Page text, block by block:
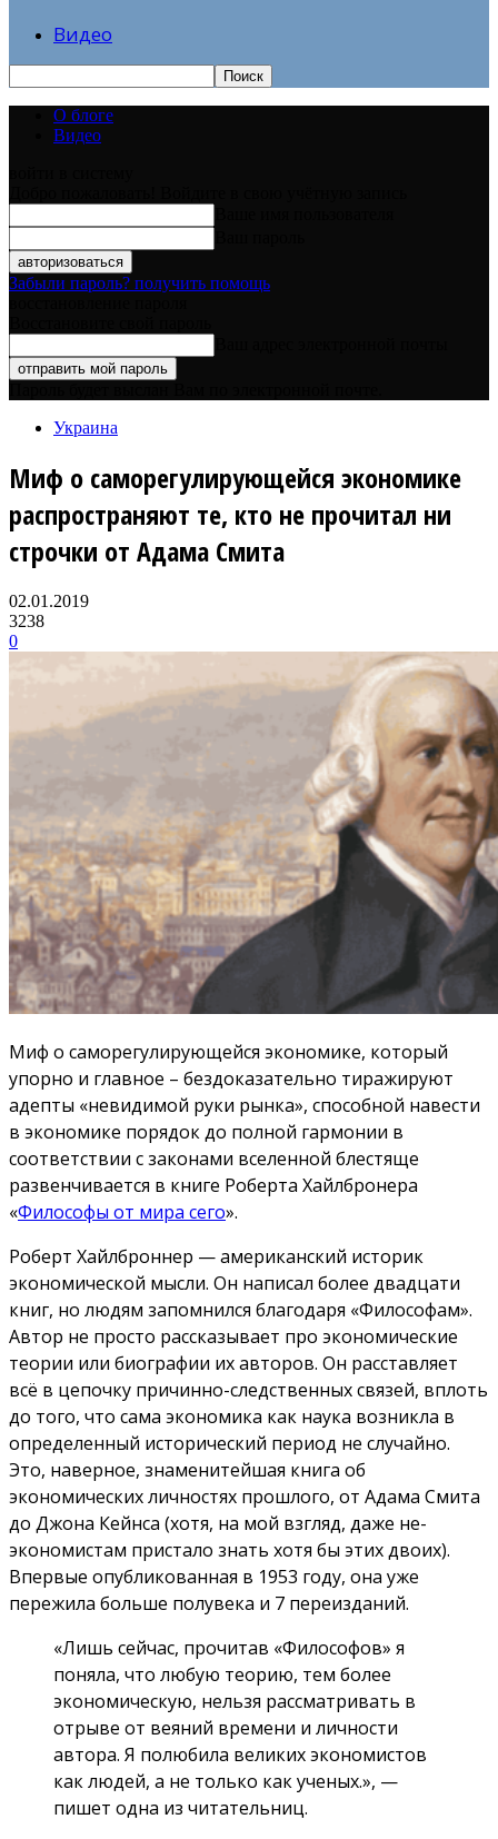
Видео
О блоге
Видео
Забыли пароль? получить помощь
Украина
Миф о саморегулирующейся экономике
распространяют те, кто не прочитал ни
строчки от Адама Смита
02.01.2019
3238
0
Миф о саморегулирующейся экономике, который
упорно и главное – бездоказательно тиражируют
адепты «невидимой руки рынка», способной навести
в экономике порядок до полной гармонии в
соответствии с законами вселенной блестяще
развенчивается в книге Роберта Хайлбронера
«Философы от мира сего».
Роберт Хайлброннер — американский историк
экономической мысли. Он написал более двадцати
книг, но людям запомнился благодаря «Философам».
Автор не просто рассказывает про экономические
теории или биографии их авторов. Он расставляет
всё в цепочку причинно-следственных связей, вплоть
до того, что сама экономика как наука возникла в
определенный исторический период не случайно.
Это, наверное, знаменитейшая книга об
экономических личностях прошлого, от Адама Смита
до Джона Кейнса (хотя, на мой взгляд, даже не-
экономистам пристало знать хотя бы этих двоих).
Впервые опубликованная в 1953 году, она уже
пережила больше полувека и 7 переизданий.
«Лишь сейчас, прочитав «Философов» я
поняла, что любую теорию, тем более
экономическую, нельзя рассматривать в
отрыве от веяний времени и личности
автора. Я полюбила великих экономистов
как людей, а не только как ученых.», —
пишет одна из читательниц.